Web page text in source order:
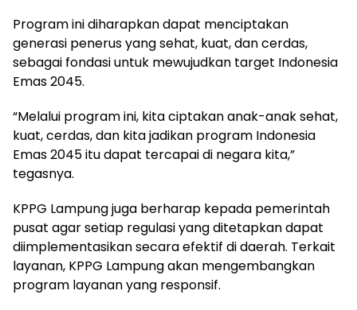
Program ini diharapkan dapat menciptakan
generasi penerus yang sehat, kuat, dan cerdas,
sebagai fondasi untuk mewujudkan target Indonesia
Emas 2045.
“Melalui program ini, kita ciptakan anak-anak sehat,
kuat, cerdas, dan kita jadikan program Indonesia
Emas 2045 itu dapat tercapai di negara kita,”
tegasnya.
KPPG Lampung juga berharap kepada pemerintah
pusat agar setiap regulasi yang ditetapkan dapat
diimplementasikan secara efektif di daerah. Terkait
layanan, KPPG Lampung akan mengembangkan
program layanan yang responsif.